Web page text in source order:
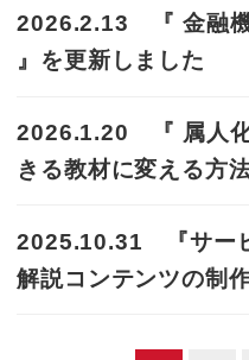
2026.2.13 『 金融
』を更新しました
2026.1.20 『 属人化
きる教材に変える方
2025.10.31 『サー
解説コンテンツの制